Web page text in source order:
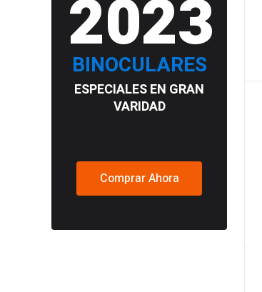
2023
BINOCULARES
ESPECIALES EN GRAN
VARIDAD
Comprar Ahora